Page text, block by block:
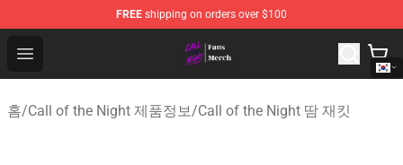
FREE shipping on orders over $100
Open menu
Call of the Night Store - Official Call of the Night
홈/Call of the Night 제품정보/Call of the Night 땀 재킷